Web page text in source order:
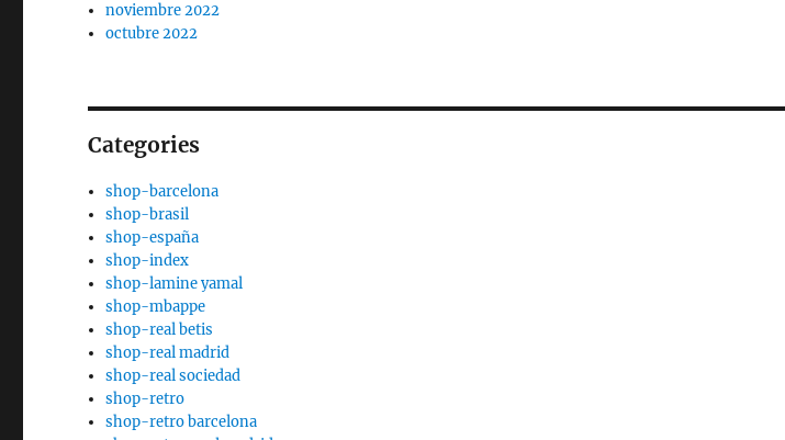
noviembre 2022
octubre 2022
Categories
shop-barcelona
shop-brasil
shop-españa
shop-index
shop-lamine yamal
shop-mbappe
shop-real betis
shop-real madrid
shop-real sociedad
shop-retro
shop-retro barcelona